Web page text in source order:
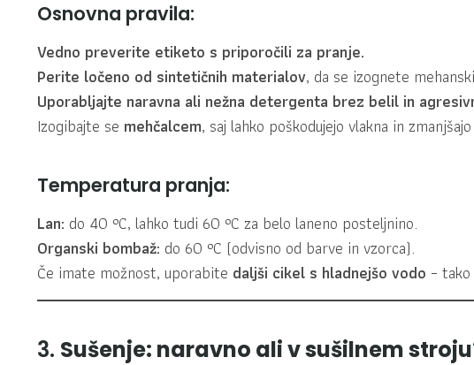
Osnovna pravila:
Vedno preverite etiketo s priporočili za pranje.
Perite ločeno od sintetičnih materialov, da se izognete
Uporabljajte naravna ali nežna detergenta brez belil in
Izogibajte se mehčalcem, saj lahko poškodujejo vlakna in
Temperatura pranja:
Lan: do 40 °C, lahko tudi 60 °C za belo laneno posteljnino.
Organski bombaž: do 60 °C (odvisno od barve in vzorca).
Če imate možnost, uporabite daljši cikel s hladnejšo vodo –
3. Sušenje: naravno ali v sušilnem